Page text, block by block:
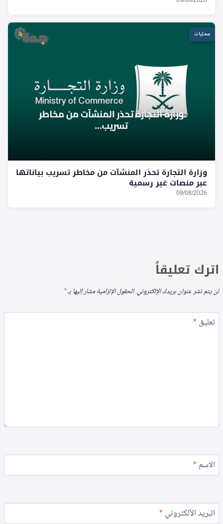
محليات
وزارة التجارة تحذر المنشآت من مخاطر تسريب بياناتها
عبر منصات غير رسمية
09/08/2026
اترك تعليقاً
لن يتم نشر عنوان بريدك الإلكتروني.الحقول الإلزامية مشار إليها بـ*
تعليق*
الاسم*
البريد الألكتروني*